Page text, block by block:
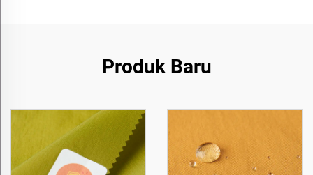
Produk Baru